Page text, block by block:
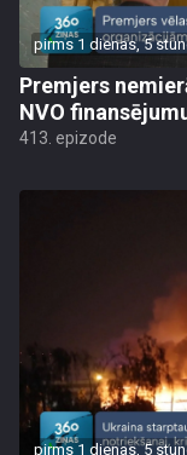
pirms 1 dienas, 5
Premjers
NVO
413. epizode
pirms 1 dienas, 5